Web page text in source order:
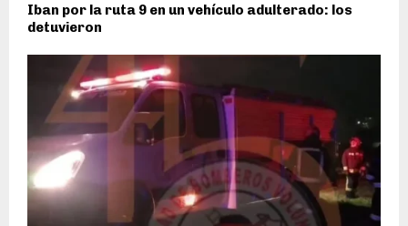
Iban por la ruta 9 en un vehículo adulterado: los
detuvieron